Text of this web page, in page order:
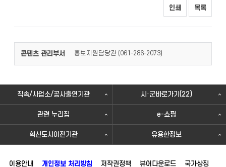
인쇄 목록
콘텐츠 관리부서 홍보지원담당관 (061-286-2073)
직속/사업소/공사출연기관 시·군바로가기(22)
관련 누리집 e-쇼핑
혁신도시이전기관 유용한정보
이용안내 개인정보 처리방침 저작권정책 뷰어다운로드 국가상징